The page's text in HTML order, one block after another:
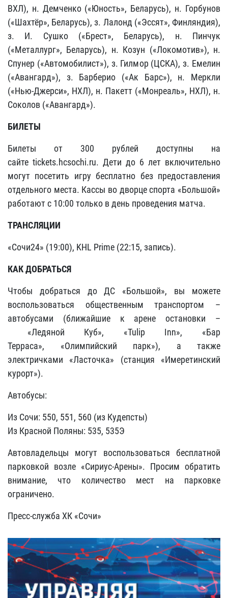
ВХЛ), н. Демченко («Юность», Беларусь), н. Горбунов
(«Шахтёр», Беларусь), з. Лалонд («Эссят», Финляндия),
з. И. Сушко («Брест», Беларусь), н. Пинчук
(«Металлург», Беларусь), н. Козун («Локомотив»), н.
Спунер («Автомобилист»), з. Гилмор (ЦСКА), з. Емелин
(«Авангард»), з. Барберио («Ак Барс»), н. Меркли
(«Нью-Джерси», НХЛ), н. Пакетт («Монреаль», НХЛ), н.
Соколов («Авангард»).
БИЛЕТЫ
Билеты от 300 рублей доступны на
сайте tickets.hcsochi.ru. Дети до 6 лет включительно
могут посетить игру бесплатно без предоставления
отдельного места. Кассы во дворце спорта «Большой»
работают с 10:00 только в день проведения матча.
ТРАНСЛЯЦИИ
«Сочи24» (19:00), KHL Prime (22:15, запись).
КАК ДОБРАТЬСЯ
Чтобы добраться до ДС «Большой», вы можете
воспользоваться общественным транспортом –
автобусами (ближайшие к арене остановки –
«Ледяной Куб», «Tulip Inn», «Бар
Терраса», «Олимпийский парк»), а также
электричками «Ласточка» (станция «Имеретинский
курорт»).
Автобусы:
Из Сочи: 550, 551, 560 (из Кудепсты)
Из Красной Поляны: 535, 535Э
Автовладельцы могут воспользоваться бесплатной
парковкой возле «Сириус-Арены». Просим обратить
внимание, что количество мест на парковке
ограничено.
Пресс-служба ХК «Сочи»